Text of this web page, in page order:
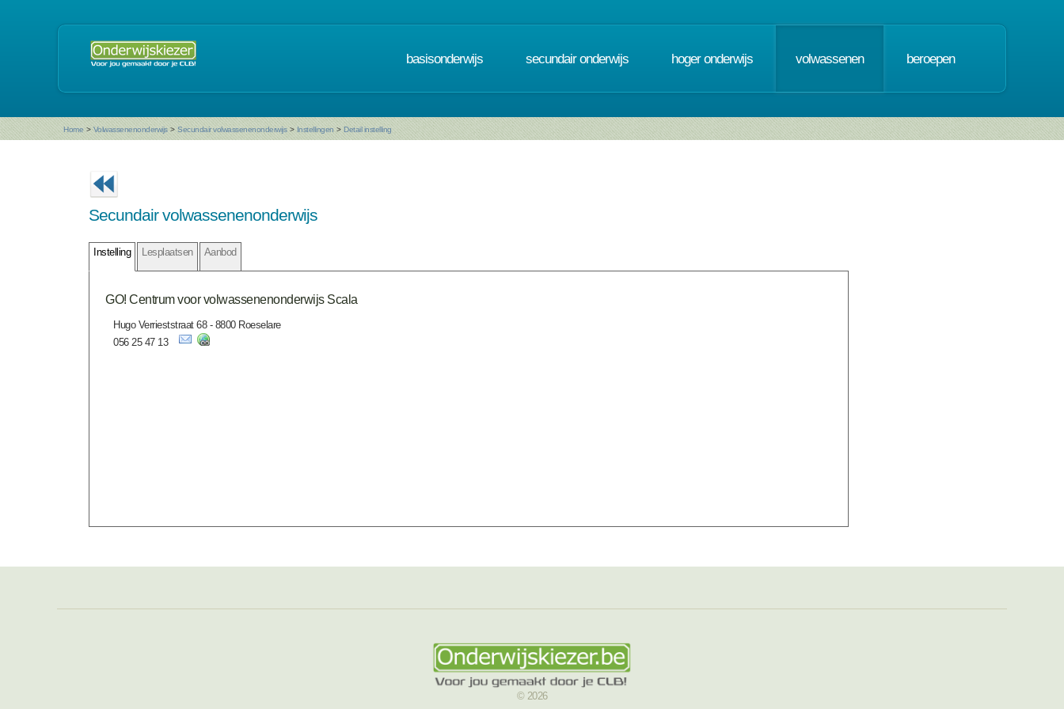
basisonderwijs secundair onderwijs hoger onderwijs volwassenen beroepen
Home > Volwassenenonderwijs > Secundair volwassenenonderwijs > Instellingen > Detail instelling
Secundair volwassenenonderwijs
Instelling Lesplaatsen Aanbod
GO! Centrum voor volwassenenonderwijs Scala
Hugo Verrieststraat 68 - 8800 Roeselare
056 25 47 13
© 2026